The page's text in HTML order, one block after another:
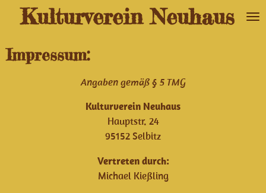
Zum
Hauptinhalt
Kulturverein Neuhaus
Impressum:
Angaben gemäß § 5 TMG
Kulturverein Neuhaus
Hauptstr. 24
95152 Selbitz
Vertreten durch:
Michael Kießling